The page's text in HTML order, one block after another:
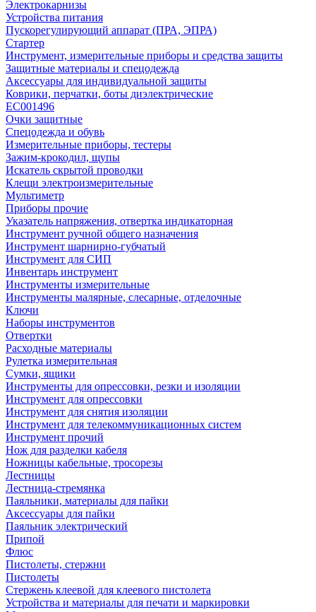
Электрокарнизы
Устройства питания
Пускорегулирующий аппарат (ПРА, ЭПРА)
Стартер
Инструмент, измерительные приборы и средства защиты
Защитные материалы и спецодежда
Аксессуары для индивидуальной защиты
Коврики, перчатки, боты диэлектрические
EC001496
Очки защитные
Спецодежда и обувь
Измерительные приборы, тестеры
Зажим-крокодил, щупы
Искатель скрытой проводки
Клещи электроизмерительные
Мультиметр
Приборы прочие
Указатель напряжения, отвертка индикаторная
Инструмент ручной общего назначения
Инструмент шарнирно-губчатый
Инструмент для СИП
Инвентарь инструмент
Инструменты измерительные
Инструменты малярные, слесарные, отделочные
Ключи
Наборы инструментов
Отвертки
Расходные материалы
Рулетка измерительная
Сумки, ящики
Инструменты для опрессовки, резки и изоляции
Инструмент для опрессовки
Инструмент для снятия изоляции
Инструмент для телекоммуникационных систем
Инструмент прочий
Нож для разделки кабеля
Ножницы кабельные, тросорезы
Лестницы
Лестница-стремянка
Паяльники, материалы для пайки
Аксессуары для пайки
Паяльник электрический
Припой
Флюс
Пистолеты, стержни
Пистолеты
Стержень клеевой для клеевого пистолета
Устройства и материалы для печати и маркировки